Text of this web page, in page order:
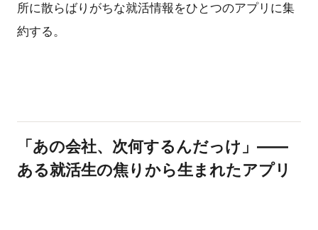
所に散らばりがちな就活情報をひとつのアプリに集
約する。
「あの会社、次何するんだっけ」——
ある就活生の焦りから生まれたアプリ